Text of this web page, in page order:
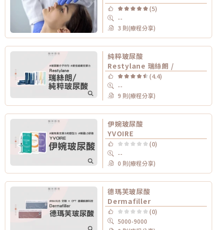
(5)
--
3 則(療程分享)
純粹玻尿酸
Restylane 瑞絲朗 /
(4.4)
--
9 則(療程分享)
伊婉玻尿酸
YVOIRE
(0)
--
0 則(療程分享)
德瑪芙玻尿酸
Dermafiller
(0)
5000-9000